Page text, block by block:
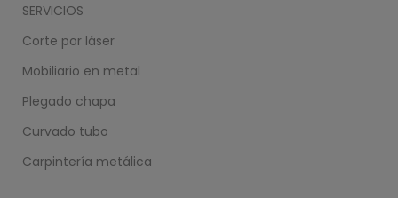
SERVICIOS
Corte por láser
Mobiliario en metal
Plegado chapa
Curvado tubo
Carpintería metálica